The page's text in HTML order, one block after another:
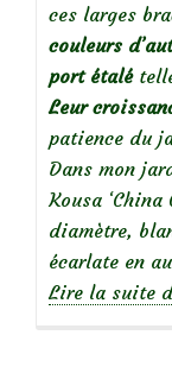
ces larges
couleurs
port étalé
Leur
patience du
Dans mon
Kousa
diamètre,
écarlate en
Lire la suite